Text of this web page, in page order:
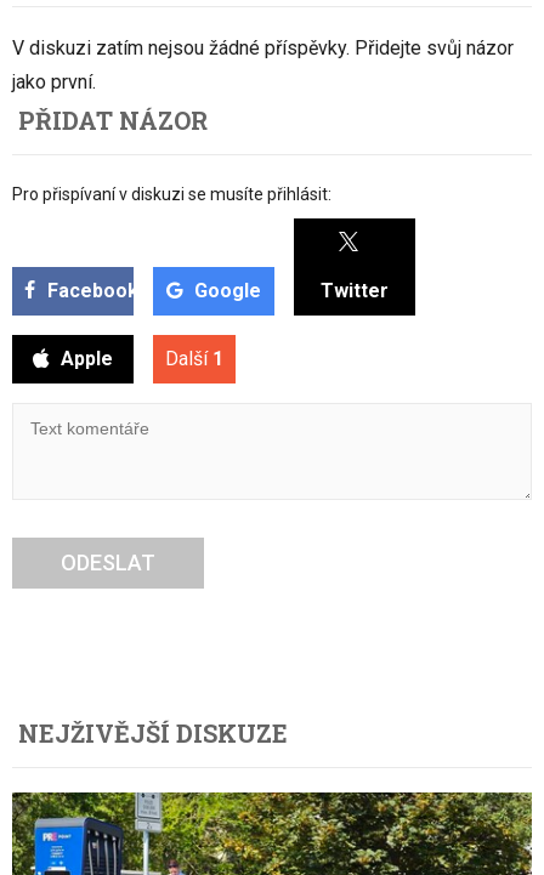
V diskuzi zatím nejsou žádné příspěvky. Přidejte svůj názor
jako první.
PŘIDAT NÁZOR
Pro přispívaní v diskuzi se musíte přihlásit:
Facebook Google Twitter
Apple Další 1
ODESLAT
NEJŽIVĚJŠÍ DISKUZE